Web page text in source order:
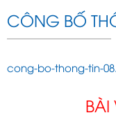
CÔNG BỐ
cong-bo-thong-tin-
BÀI